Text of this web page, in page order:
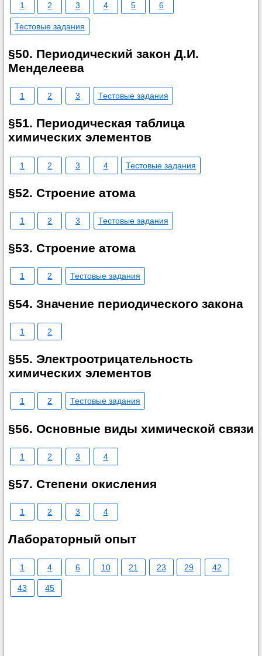
1 2 3 4 5 6
Тестовые задания
§50. Периодический закон Д.И.
Менделеева
1 2 3 Тестовые задания
§51. Периодическая таблица
химических элементов
1 2 3 4 Тестовые задания
§52. Строение атома
1 2 3 Тестовые задания
§53. Строение атома
1 2 Тестовые задания
§54. Значение периодического закона
1 2
§55. Электроотрицательность
химических элементов
1 2 Тестовые задания
§56. Основные виды химической связи
1 2 3 4
§57. Степени окисления
1 2 3 4
Лабораторный опыт
1 4 6 10 21 23 29 42
43 45